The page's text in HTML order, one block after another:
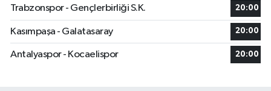
Trabzonspor - Gençlerbirliği S.K. 20:00
Kasımpaşa - Galatasaray 20:00
Antalyaspor - Kocaelispor 20:00